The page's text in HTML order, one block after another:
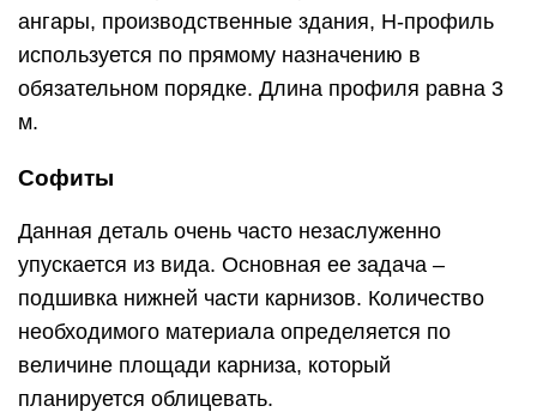
ангары, производственные здания, Н-профиль
используется по прямому назначению в
обязательном порядке. Длина профиля равна 3
м.
Софиты
Данная деталь очень часто незаслуженно
упускается из вида. Основная ее задача –
подшивка нижней части карнизов. Количество
необходимого материала определяется по
величине площади карниза, который
планируется облицевать.